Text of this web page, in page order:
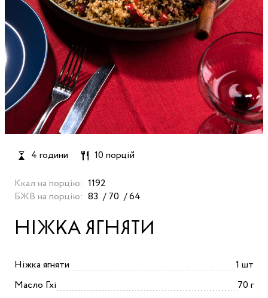
4 години 10 порцій
Ккал на порцію: 1192
БЖВ на порцію: 83 70 64
НІЖКА ЯГНЯТИ
Ніжка ягняти
1 шт
Масло Гхі
70 г